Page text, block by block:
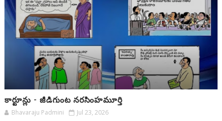
కార్టూన్లు - జీడిగుంట నరసింహమూర్తి
Bhavaraju Padmini Jul 23, 2026